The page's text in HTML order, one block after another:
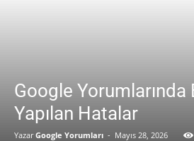
Google Yorumlarında
Yapılan Hatalar
YazarGoogle Yorumları - Mayıs 28, 2026